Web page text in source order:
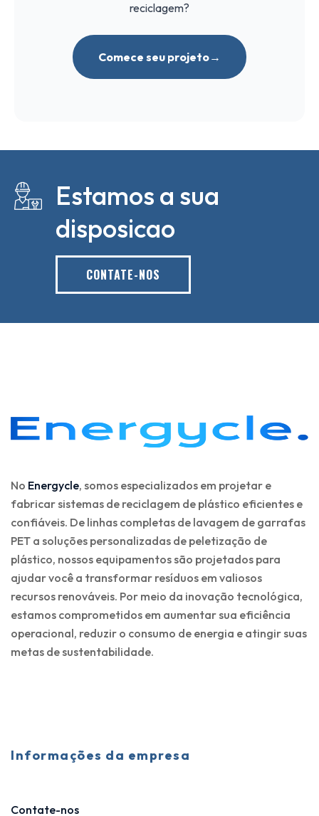
reciclagem?
Comece seu projeto
Estamos a sua
disposicao
CONTATE-NOS
No Energycle, somos especializados em projetar e
fabricar sistemas de reciclagem de plástico eficientes e
confiáveis. De linhas completas de lavagem de garrafas
PET a soluções personalizadas de peletização de
plástico, nossos equipamentos são projetados para
ajudar você a transformar resíduos em valiosos
recursos renováveis. Por meio da inovação tecnológica,
estamos comprometidos em aumentar sua eficiência
operacional, reduzir o consumo de energia e atingir suas
metas de sustentabilidade.
Informações da empresa
Contate-nos